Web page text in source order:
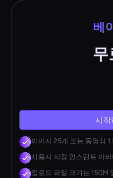
베
무
시작
이미지 25개 또는 동영상
사용자 지정 인스턴트 아바
업로드 파일 크기는 150M